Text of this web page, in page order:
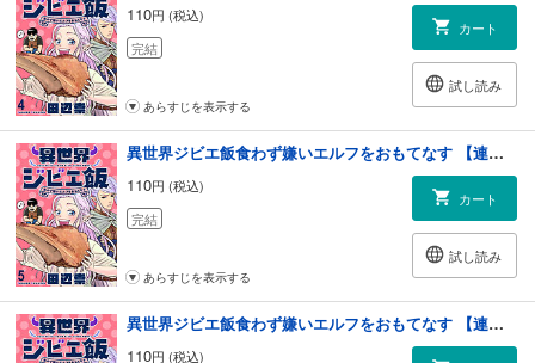
110円 (税込)
完結
カート
試し読み
あらすじを表示する
異世界ジビエ飯食わず嫌いエルフをおもてなす 【連載版】５
110円 (税込)
完結
カート
試し読み
あらすじを表示する
異世界ジビエ飯食わず嫌いエルフをおもてなす 【連載版】６
110円 (税込)